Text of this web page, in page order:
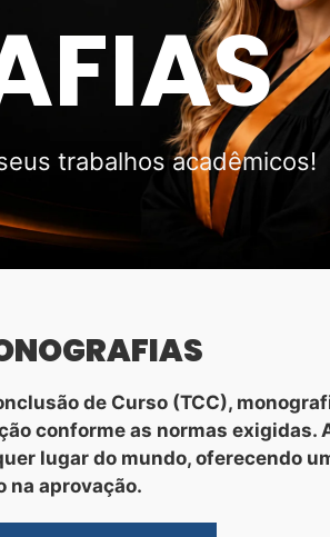
trabalhos acadêmicos!
de Curso (TCC),
conforme as normas exigidas.
lugar do mundo, oferecendo
na aprovação.